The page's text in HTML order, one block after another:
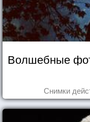
Волшебные
Снимки